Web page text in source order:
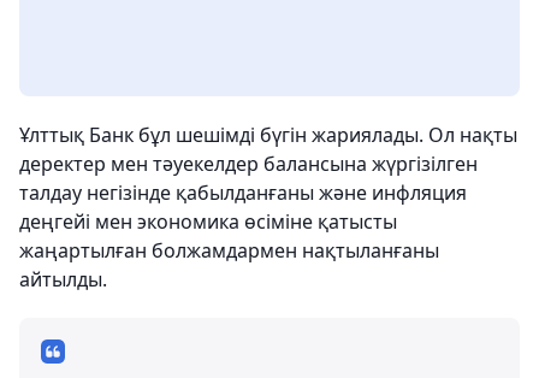
Ұлттық Банк бұл шешімді бүгін жариялады. Ол нақты
деректер мен тәуекелдер балансына жүргізілген
талдау негізінде қабылданғаны және инфляция
деңгейі мен экономика өсіміне қатысты
жаңартылған болжамдармен нақтыланғаны
айтылды.